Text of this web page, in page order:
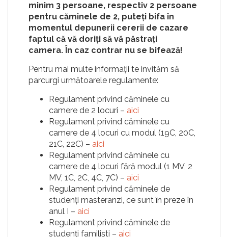
minim 3 persoane, respectiv 2 persoane
pentru căminele de 2, puteți bifa în
momentul depunerii cererii de cazare
faptul că vă doriți să vă păstrați
camera. În caz contrar nu se bifează!
Pentru mai multe informații te invităm să
parcurgi următoarele regulamente:
Regulament privind căminele cu
camere de 2 locuri – aici
Regulament privind căminele cu
camere de 4 locuri cu modul (19C, 20C,
21C, 22C) – aici
Regulament privind căminele cu
camere de 4 locuri fără modul (1 MV, 2
MV, 1C, 2C, 4C, 7C) – aici
Regulament privind căminele de
studenți masteranzi, ce sunt în preze în
anul I – aici
Regulament privind căminele de
studenți familiști – aici